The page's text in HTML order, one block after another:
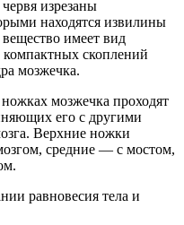
изрезаны
находятся извилины
имеет вид
скоплений
мозжечка.
мозжечка проходят
его с другими
Верхние ножки
средние — с мостом,
равновесия тела и